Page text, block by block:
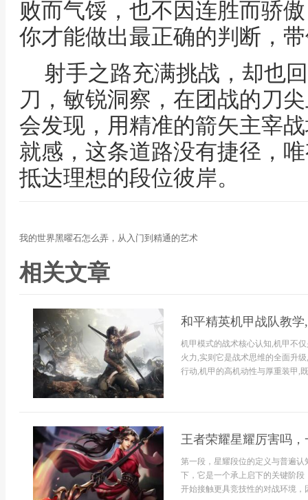
败而气馁，也不因连胜而骄
你才能做出最正确的判断，
射手之路充满挑战，却也
刀，敏锐洞察，在团战的刀
会发现，用精准的箭矢主宰
就感，这条道路没有捷径，
抵达理想的段位彼岸。
我的世界黑曜石怎么弄，从入门到精通的艺术
相关文章
和平精英机甲战队教
机甲模式的战术核心认知,机甲不
火力,实则它是战术思维的全面升
行动,机甲的高机动性与厚重装甲,
王者荣耀星耀厉害吗
第一段，星耀段位的定义与普遍
下，它是一个承上启下的关键阶
开始接触更具竞技性的对战环境